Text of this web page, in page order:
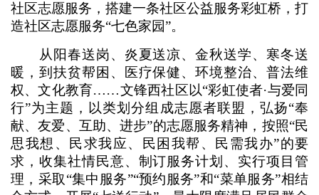
社区志愿服务，搭建一条社区公益服务彩虹桥，打
造社区志愿服务“七色家园”。
从阳春送岗、炎夏送凉、金秋送学、寒冬送
暖，到扶贫帮困、医疗保健、环境整治、普法维
权、文化教育……文锋西社区以“彩虹使者·与爱同
行”为主题，以类划分组成志愿者联盟，弘扬“奉
献、友爱、互助、进步”的志愿服务精神，按照“民
思我想、民求我应、民困我帮、民需我办”的要
求，收集社情民意、制订服务计划、实行项目管
理，采取“集中服务”“预约服务”和“菜单服务”相结